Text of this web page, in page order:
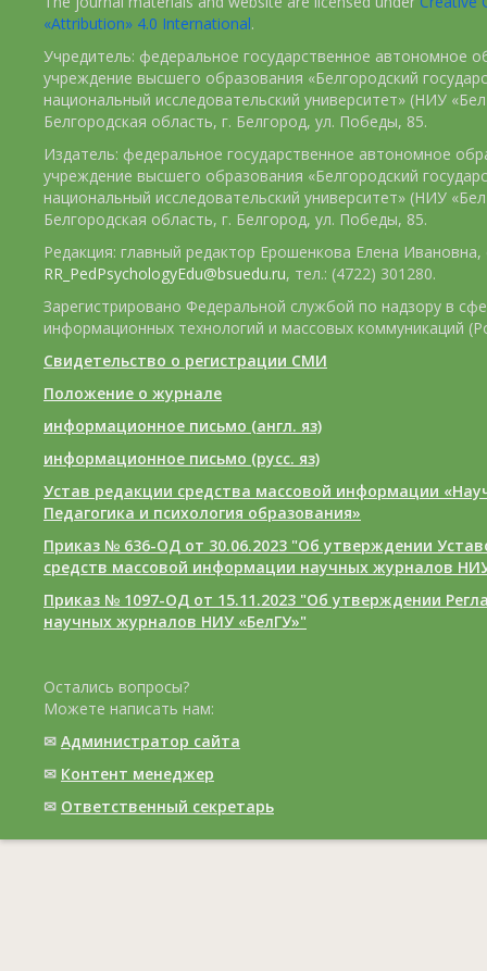
«Attribution» 4.0 International.
Учредитель: федеральное государственное автономное
учреждение высшего образования «Белгородский
национальный исследовательский университет» (НИУ
Белгородская область, г. Белгород, ул. Победы, 85.
Издатель: федеральное государственное автономное
учреждение высшего образования «Белгородский
национальный исследовательский университет» (НИУ
Белгородская область, г. Белгород, ул. Победы, 85.
Редакция: главный редактор Ерошенкова Елена Ивановна,
RR_PedPsychologyEdu@bsuedu.ru, тел.: (4722) 301280.
Зарегистрировано Федеральной службой по надзору в
информационных технологий и массовых коммуникаций
Свидетельство о регистрации СМИ
Положение о журнале
информационное письмо (англ. яз)
информационное письмо (русс. яз)
Устав редакции средства массовой информации
Педагогика и психология образования»
Приказ № 636-ОД от 30.06.2023 "Об утверждении
средств массовой информации научных журналов
Приказ № 1097-ОД от 15.11.2023 "Об утверждении
научных журналов НИУ «БелГУ»"
Остались вопросы?
Можете написать нам:
✉ Администратор сайта
✉ Контент менеджер
✉ Ответственный cекретарь